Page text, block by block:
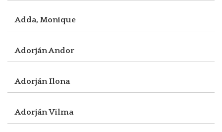
Adda, Monique
Adorján Andor
Adorján Ilona
Adorján Vilma